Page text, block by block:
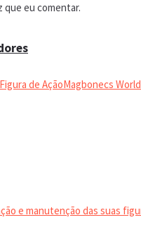
que eu comentar.
Figura de AçãoMagbonecs World